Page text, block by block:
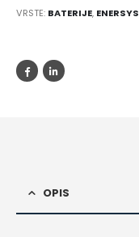
VRSTE: BATERIJE, ENERSYS
OPIS